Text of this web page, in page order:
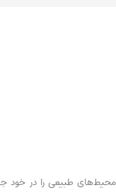
طبیعی را در خود